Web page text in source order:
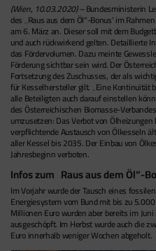
(Wien, 10.03.2020) –Bundesministerin
des „Raus aus dem Öl“-Bonus‘ im
am 6. März an. Dieser soll mit dem
und auch rückwirkend gelten. Detaillierte
das Fördervolumen. Dazu meinte
Förderung sichtbar sein wird. Der
Fortsetzung des Zuschusses, der als
für Kesselhersteller gilt. „Eine Kontinuität
alle Beteiligten auch darauf einstellen
des Österreichischen Biomasse-
umzusetzen: Das Verbot von
verpflichtende Austausch von Ölkesseln
aller Kessel bis 2035. Der Einbau von
Jahresbeginn verboten.
Infos zum „Raus aus dem Öl“-
Im Vorjahr wurde der Tausch eines
Energiesystem vom Bund mit bis zu
Millionen Euro wurden aber bereits im
ausgeschöpft. Im Herbst wurde auch die
Euro innerhalb weniger Wochen abgeholt.